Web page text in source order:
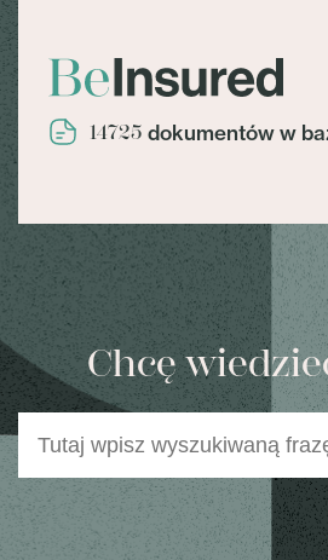
14725 dokumentów w
Chcę